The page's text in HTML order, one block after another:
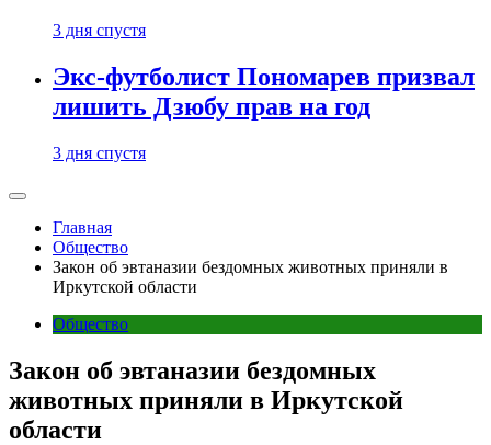
3 дня спустя
Экс-футболист Пономарев призвал
лишить Дзюбу прав на год
3 дня спустя
Главная
Общество
Закон об эвтаназии бездомных животных приняли в
Иркутской области
Общество
Закон об эвтаназии бездомных
животных приняли в Иркутской
области